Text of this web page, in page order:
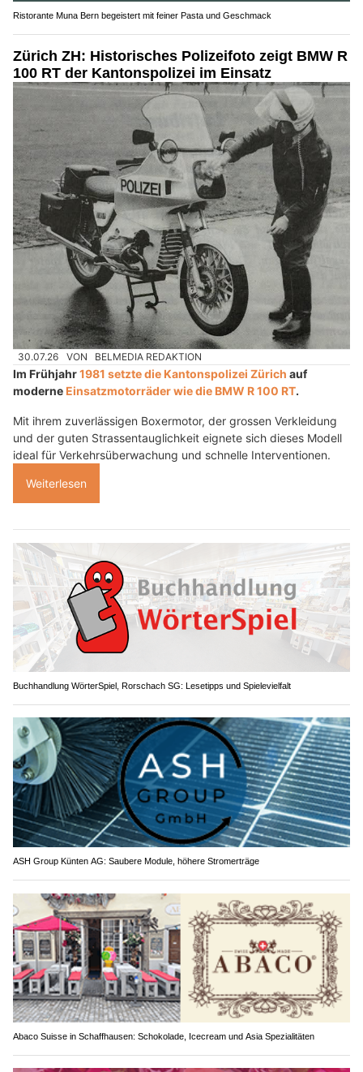
Ristorante Muna Bern begeistert mit feiner Pasta und Geschmack
Zürich ZH: Historisches Polizeifoto zeigt BMW R
100 RT der Kantonspolizei im Einsatz
30.07.26 VON BELMEDIA REDAKTION
Im Frühjahr1981 setzte die Kantonspolizei Zürich auf
moderne Einsatzmotorräder wie die BMW R 100 RT.
Mit ihrem zuverlässigen Boxermotor, der grossen Verkleidung
und der guten Strassentauglichkeit eignete sich dieses Modell
ideal für Verkehrsüberwachung und schnelle Interventionen.
Weiterlesen
Buchhandlung WörterSpiel, Rorschach SG: Lesetipps und Spielevielfalt
ASH Group Künten AG: Saubere Module, höhere Stromerträge
Abaco Suisse in Schaffhausen: Schokolade, Icecream und Asia Spezialitäten